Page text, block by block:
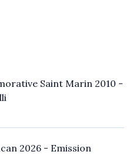
Saint Marin 2010 -
2026 - Emission